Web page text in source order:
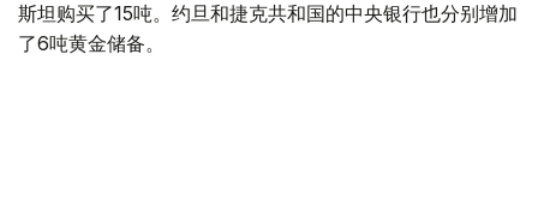
斯坦购买了15吨。约旦和捷克共和国的中央银行也分别增加
了6吨黄金储备。